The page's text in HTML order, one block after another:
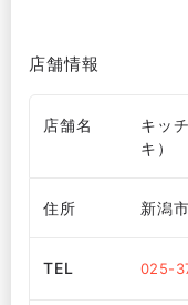
店舗情報
店舗名
キッ
キ）
住所 新潟
TEL 025-